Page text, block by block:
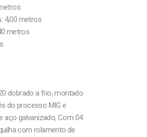
4,00 metros
metros
dobrado a frio, montado
do processo MIG e
galvanizado, Com 04
com rolamento de